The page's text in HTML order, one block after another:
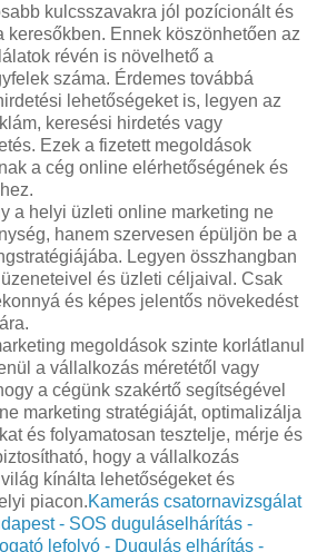
kulcsszavakra jól pozícionált és
keresőkben. Ennek köszönhetően az
révén is növelhető a
száma. Érdemes továbbá
lehetőségeket is, legyen az
keresési hirdetés vagy
Ezek a fizetett megoldások
a cég online elérhetőségének és
a helyi üzleti online marketing ne
hanem szervesen épüljön be a
Legyen összhangban
és üzleti céljaival. Csak
és képes jelentős növekedést
megoldások szinte korlátlanul
a vállalkozás méretétől vagy
a cégünk szakértő segítségével
marketing stratégiáját, optimalizálja
és folyamatosan tesztelje, mérje és
hogy a vállalkozás
kínálta lehetőségeket és
piacon.Kamerás csatornavizsgálat
- SOS duguláselhárítás -
lefolyó - Dugulás elhárítás -